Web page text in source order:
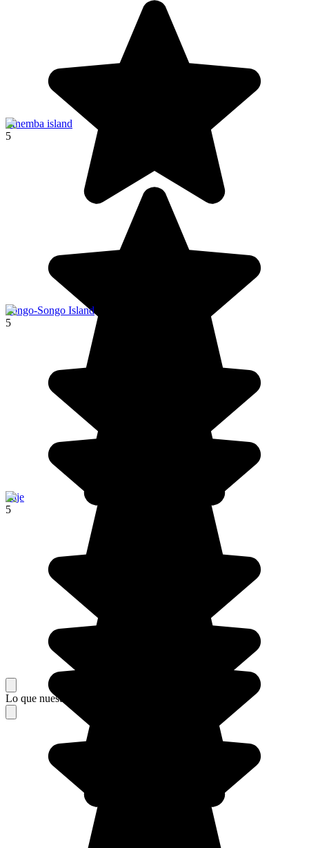
Mnemba island
5
Songo-Songo Island
5
Paje
5
Lo que nuestros viajeros piensan de su estancia